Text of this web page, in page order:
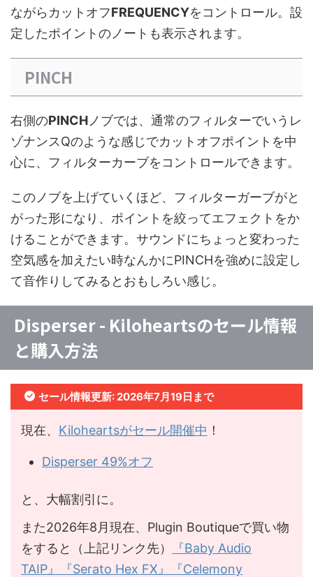
ながらカットオフFREQUENCYをコントロール。設
定したポイントのノートも表示されます。
PINCH
右側のPINCH ノブでは、通常のフィルターでいうレ
ゾナンスQのような感じでカットオフポイントを中
心に、フィルターカーブをコントロールできます。
このノブを上げていくほど、フィルターガーブがと
がった形になり、ポイントを絞ってエフェクトをか
けることができます。サウンドにちょっと変わった
空気感を加えたい時なんかにPINCHを強めに設定し
て音作りしてみるとおもしろい感じ。
Disperser - Kiloheartsのセール情報
と購入方法
セール情報更新: 2026年7月19日まで
現在、 Kiloheartsがセール開催中 ！
Disperser 49%オフ
と、大幅割引に。
また2026年8月現在、Plugin Boutiqueで買い物
をすると（上記リンク先）
『Baby Audio
TAIP』『Serato Hex FX』『Celemony